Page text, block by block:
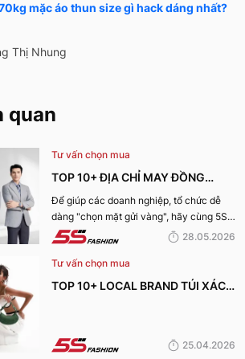
mặc áo thun size gì hack dáng nhất?
Thị Nhung
quan
Tư vấn chọn mua
TOP 10+ ĐỊA CHỈ MAY ĐỒNG
PHỤC CÔNG TY ĐẸP, UY TÍN
NHẤT HIỆN NAY
Để giúp các doanh nghiệp, tổ chức dễ
dàng "chọn mặt gửi vàng", hãy cùng 5S
Fashion tìm hiểu những địa chỉ may đồng
được nhiều đánh giá tích cực nhất hiện
nay.
28.05.2026
Tư vấn chọn mua
TOP 10+ LOCAL BRAND TÚI XÁCH
25.04.2026